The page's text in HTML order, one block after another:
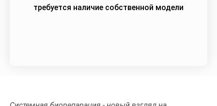
требуется наличие собственной модели